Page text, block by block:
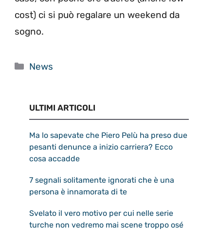
cost) ci si può regalare un weekend da
sogno.
Categorie
News
ULTIMI ARTICOLI
Ma lo sapevate che Piero Pelù ha preso due
pesanti denunce a inizio carriera? Ecco
cosa accadde
7 segnali solitamente ignorati che è una
persona è innamorata di te
Svelato il vero motivo per cui nelle serie
turche non vedremo mai scene troppo osé